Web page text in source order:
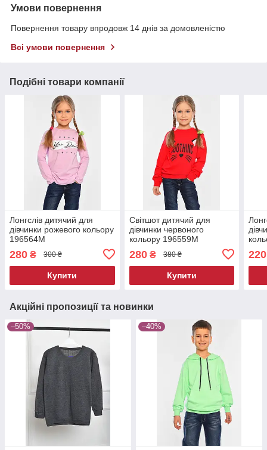
Умови повернення
Повернення товару впродовж 14 днів за домовленістю
Всі умови повернення
Подібні товари компанії
Лонгслів дитячий для
дівчинки рожевого кольору
196564M
280 ₴ 300 ₴
Купити
Світшот дитячий для
дівчинки червоного
кольору 196559M
280₴ 380 ₴
Купити
220
Акційні пропозиції та новинки
–50% –40%